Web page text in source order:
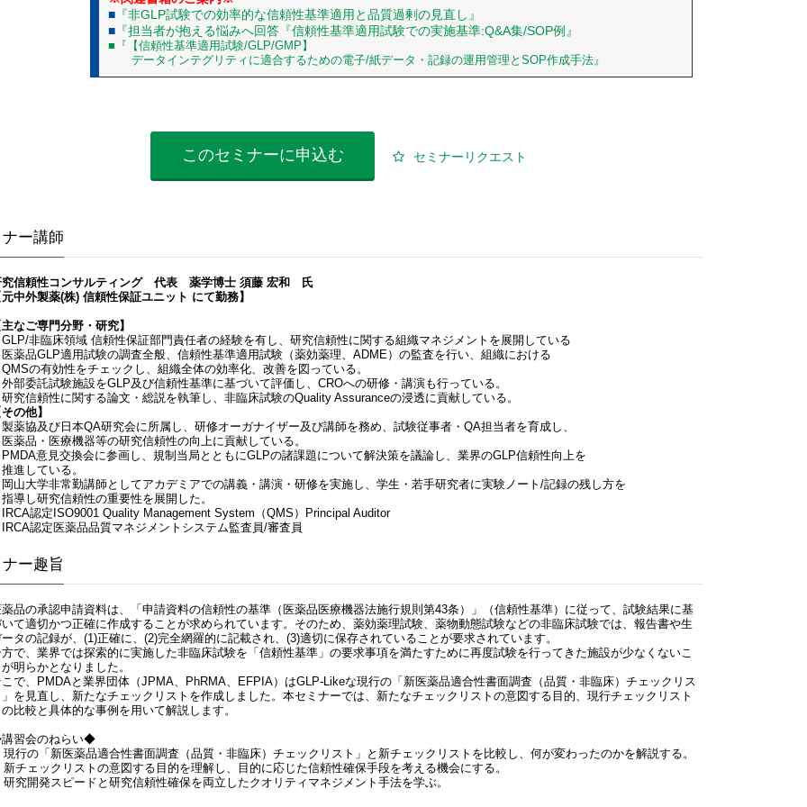
■ 『非GLP試験での効率的な信頼性基準適用と品質過剰の見直し』
■ 『担当者が抱える悩みへ回答『信頼性基準適用試験での実施基準:Q&A集/SOP例』
■『【信頼性基準適用試験/GLP/GMP】
データインテグリティに適合するための電子/紙データ・記録の運用管理とSOP作成手法』
このセミナーに申込む セミナーリクエスト
ー講師
究信頼性コンサルティング 代表 薬学博士 須藤 宏和 氏
中外製薬(株) 信頼性保証ユニット にて勤務】
なご専門分野・研究】
非臨床領域 信頼性保証部門責任者の経験を有し、研究信頼性に関する組織マネジメントを展開している
薬品GLP適用試験の調査全般、信頼性基準適用試験（薬効薬理、ADME）の監査を行い、組織における
の有効性をチェックし、組織全体の効率化、改善を図っている。
部委託試験施設をGLP及び信頼性基準に基づいて評価し、CROへの研修・講演も行っている。
究信頼性に関する論文・総説を執筆し、非臨床試験のQuality Assuranceの浸透に貢献している。
の他】
薬協及び日本QA研究会に所属し、研修オーガナイザー及び講師を務め、試験従事者・QA担当者を育成し、
薬品・医療機器等の研究信頼性の向上に貢献している。
意見交換会に参画し、規制当局とともにGLPの諸課題について解決策を議論し、業界のGLP信頼性向上を
進している。
山大学非常勤講師としてアカデミアでの講義・講演・研修を実施し、学生・若手研究者に実験ノート/記録の残し方を
導し研究信頼性の重要性を展開した。
認定ISO9001 Quality Management System（QMS）Principal Auditor
認定医薬品品質マネジメントシステム監査員/審査員
ー趣旨
品の承認申請資料は、「申請資料の信頼性の基準（医薬品医療機器法施行規則第43条）」（信頼性基準）に従って、試験結果に基
て適切かつ正確に作成することが求められています。そのため、薬効薬理試験、薬物動態試験などの非臨床試験では、報告書や生
タの記録が、(1)正確に、(2)完全網羅的に記載され、(3)適切に保存されていることが要求されています。
で、業界では探索的に実施した非臨床試験を「信頼性基準」の要求事項を満たすために再度試験を行ってきた施設が少なくないこ
明らかとなりました。
で、PMDAと業界団体（JPMA、PhRMA、EFPIA）はGLP-Likeな現行の「新医薬品適合性書面調査（品質・非臨床）チェックリス
を見直し、新たなチェックリストを作成しました。本セミナーでは、新たなチェックリストの意図する目的、現行チェックリスト
比較と具体的な事例を用いて解説します。
習会のねらい◆
現行の「新医薬品適合性書面調査（品質・非臨床）チェックリスト」と新チェックリストを比較し、何が変わったのかを解説する。
新チェックリストの意図する目的を理解し、目的に応じた信頼性確保手段を考える機会にする。
研究開発スピードと研究信頼性確保を両立したクオリティマネジメント手法を学ぶ。